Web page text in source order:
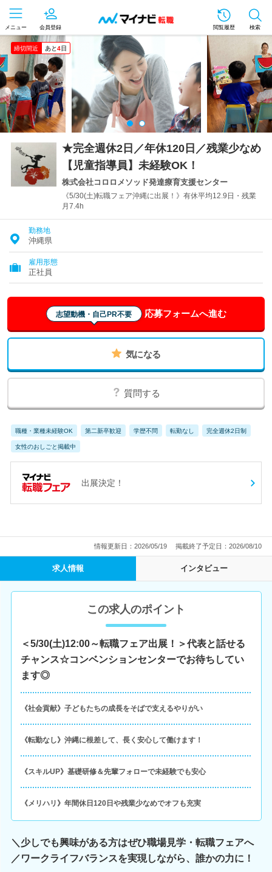
メニュー 会員登録 閲覧履歴 検索
締切間近 あと4日
★完全週休2日／年休120日／残業少なめ
【児童指導員】未経験OK！
株式会社コロロメソッド発達療育支援センター
《5/30(土)転職フェア沖縄に出展！》有休平均12.9日・残業
月7.4h
勤務地
沖縄県
雇用形態
正社員
志望動機・自己PR不要 応募フォームへ進む
気になる
質問する
職種・業種未経験OK 第二新卒歓迎 学歴不問 転勤なし 完全週休2日制
女性のおしごと掲載中
出展決定！
情報更新日：2026/05/19 掲載終了予定日：2026/08/10
求人情報 インタビュー
この求人のポイント
＜5/30(土)12:00～転職フェア出展！＞代表と話せる
チャンス☆コンベンションセンターでお待ちしてい
ます◎
《社会貢献》子どもたちの成長をそばで支えるやりがい
《転勤なし》沖縄に根差して、長く安心して働けます！
《スキルUP》基礎研修＆先輩フォローで未経験でも安心
《メリハリ》年間休日120日や残業少なめでオフも充実
＼少しでも興味がある方はぜひ職場見学・転職フェアへ
／ワークライフバランスを実現しながら、誰かの力に！